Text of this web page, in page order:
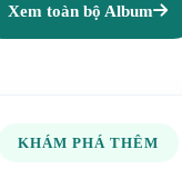
Xem toàn bộ Album
KHÁM PHÁ THÊM